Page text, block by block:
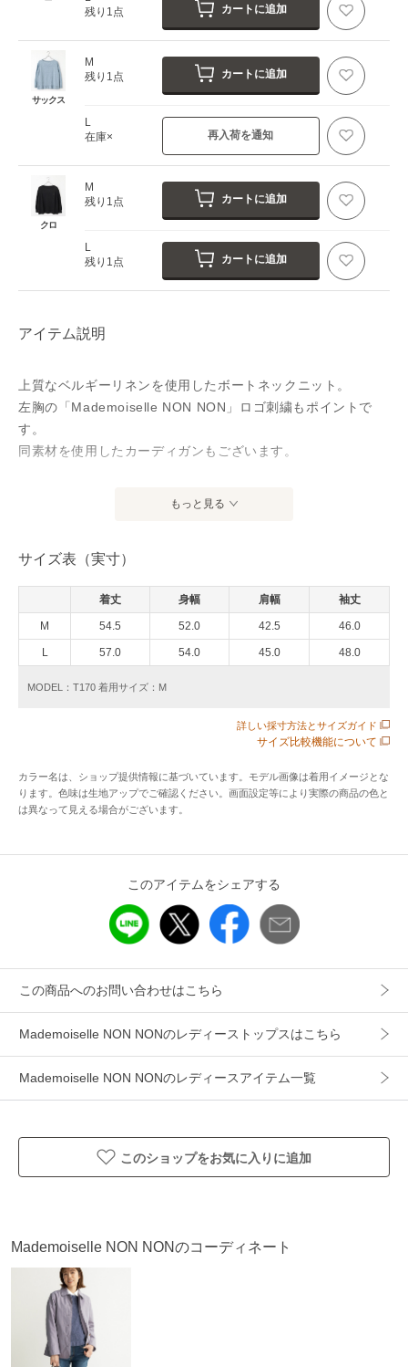
残り1点
カートに追加
サックス
M
残り1点
カートに追加
L
在庫×
再入荷を通知
クロ
M
残り1点
カートに追加
L
残り1点
カートに追加
アイテム説明
上質なベルギーリネンを使用したボートネックニット。
左胸の「Mademoiselle NON NON」ロゴ刺繍もポイントで
す。
同素材を使用したカーディガンもございます。
んで常に良質な原料が収穫され､最高品質の亜麻糸を産出する
これがリネンの持つ綿に近いしなやかな風合いの元となって
います｡さらにその中でも、良質な環境で育てられたベルギー
リネンは滑り感と柔らかさが特徴です｡
※ボートネック
アイテム情報
D0351KSW006
レディース
トップス ニット・セーター
製造国 詳細は下記よりお問い合わせください
もっと見る
サイズ表（実寸）
着丈 身幅 肩幅 袖丈
M 54.5 52.0 42.5 46.0
L 57.0 54.0 45.0 48.0
MODEL：T170 着用サイズ：M
詳しい採寸方法とサイズガイド
サイズ比較機能について
カラー名は、ショップ提供情報に基づいています。モデル画像は着用イメージとな
ります。色味は生地アップでご確認ください。画面設定等により実際の商品の色と
は異なって見える場合がございます。
このアイテムをシェアする
この商品へのお問い合わせはこちら
Mademoiselle NON NONのレディーストップスはこちら
Mademoiselle NON NONのレディースアイテム一覧
このショップをお気に入りに追加
Mademoiselle NON NONのコーディネート